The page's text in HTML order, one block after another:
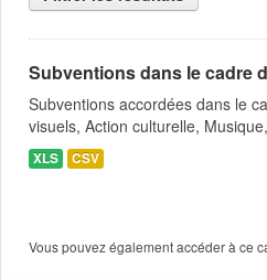
Subventions dans le cadre
Subventions accordées dans le
visuels, Action culturelle,
XLS CSV
Vous pouvez également accéder à ce